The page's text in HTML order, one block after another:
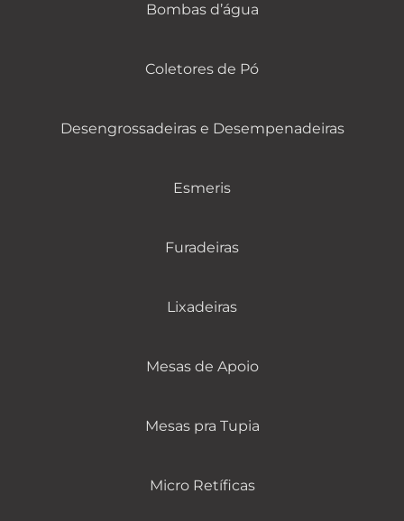
Bombas d’água
Coletores de Pó
Desengrossadeiras e Desempenadeiras
Esmeris
Furadeiras
Lixadeiras
Mesas de Apoio
Mesas pra Tupia
Micro Retíficas